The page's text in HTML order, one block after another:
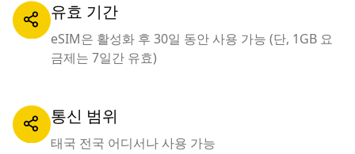
유효 기간
eSIM은 활성화 후 30일 동안 사용 가능 (단, 1GB 요
금제는 7일간 유효)
통신 범위
태국 전국 어디서나 사용 가능